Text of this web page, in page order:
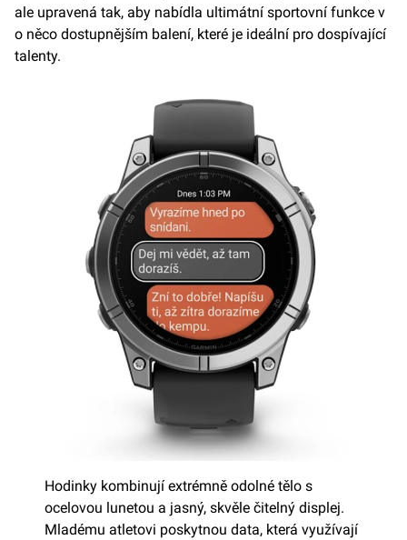
ale upravená tak, aby nabídla ultimátní sportovní funkce v
o něco dostupnějším balení, které je ideální pro dospívající
talenty.
Hodinky kombinují extrémně odolné tělo s
ocelovou lunetou a jasný, skvěle čitelný displej.
Mladému atletovi poskytnou data, která využívají